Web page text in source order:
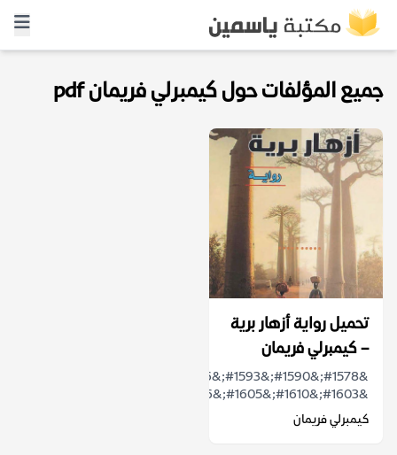
جميع المؤلفات حول كيمبرلي فريمان pdf
تحميل رواية أزهار برية
– كيمبرلي فريمان
&#1603;&#1610;&#1605;&#1576;&#1585;&#1604;&#...
كيمبرلي فريمان